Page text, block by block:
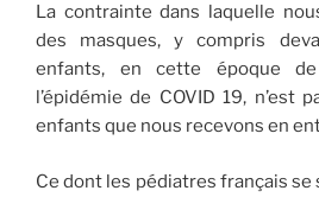
La contrainte dans laquelle
des masques, y compris
enfants, en cette époque
l’épidémie de COVID 19, n’est
enfants que nous recevons en
Ce dont les pédiatres français se